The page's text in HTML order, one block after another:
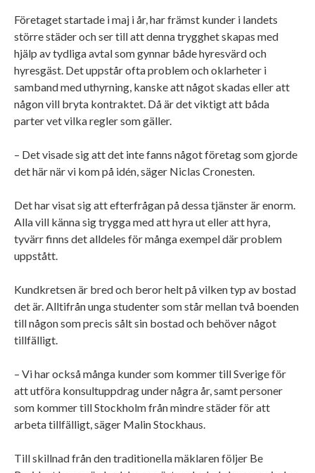
Företaget startade i maj i år, har främst kunder i landets
större städer och ser till att denna trygghet skapas med
hjälp av tydliga avtal som gynnar både hyresvärd och
hyresgäst. Det uppstår ofta problem och oklarheter i
samband med uthyrning, kanske att något skadas eller att
någon vill bryta kontraktet. Då är det viktigt att båda
parter vet vilka regler som gäller.
– Det visade sig att det inte fanns något företag som gjorde
det här när vi kom på idén, säger Niclas Cronesten.
Det har visat sig att efterfrågan på dessa tjänster är enorm.
Alla vill känna sig trygga med att hyra ut eller att hyra,
tyvärr finns det alldeles för många exempel där problem
uppstått.
Kundkretsen är bred och beror helt på vilken typ av bostad
det är. Alltifrån unga studenter som står mellan två boenden
till någon som precis sålt sin bostad och behöver något
tillfälligt.
– Vi har också många kunder som kommer till Sverige för
att utföra konsultuppdrag under några år, samt personer
som kommer till Stockholm från mindre städer för att
arbeta tillfälligt, säger Malin Stockhaus.
Till skillnad från den traditionella mäklaren följer Be